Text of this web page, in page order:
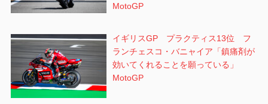
MotoGP
イギリスGP プラクティス13位 フ
ランチェスコ・バニャイア「鎮痛剤が
効いてくれることを願っている」
MotoGP